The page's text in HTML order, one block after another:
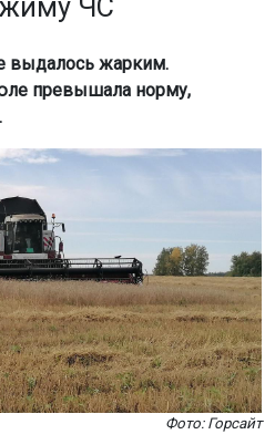
ЧС
выдалось жарким.
превышала норму,
Фото: Горсайт